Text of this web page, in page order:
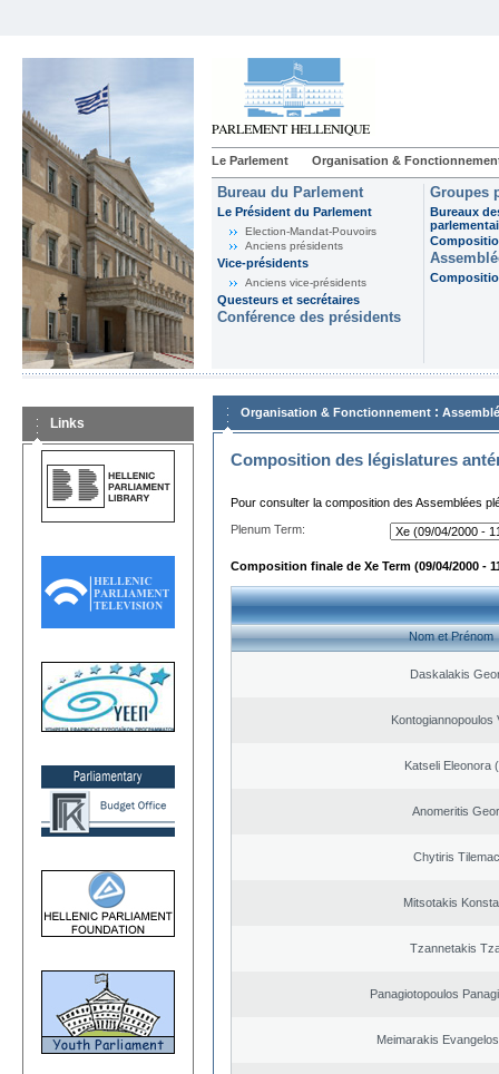
Le Parlement Organisation &
Bureau du Parlement
Le Président du Parlement
Election-Mandat-Pouvoirs
Anciens présidents
Vice-présidents
Anciens vice-présidents
Questeurs et secrétaires
Conférence des présidents
Groupes
Bureaux
Links
Organisation & Fonctionnement :
Composition des législatures
Pour consulter la composition des Assemblées
Plenum Term:
Composition finale de Xe Term (09/04/2000 -
Nom et Prénom
Daskalakis
Kontogiannopoulos
Katseli Eleonora
Anomeritis
Chytiris
Mitsotakis
Tzannetakis
Panagiotopoulos
Meimarakis